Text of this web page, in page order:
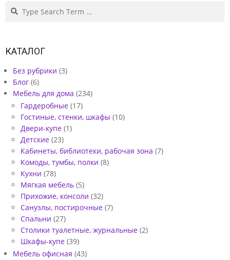
Search
КАТАЛОГ
Без рубрики (3)
Блог (6)
Мебель для дома (234)
Гардеробные (17)
Гостиные, стенки, шкафы (10)
Двери-купе (1)
Детские (23)
Кабинеты, библиотеки, рабочая зона (7)
Комоды, тумбы, полки (8)
Кухни (78)
Мягкая мебель (5)
Прихожие, консоли (32)
Санузлы, постирочные (7)
Спальни (27)
Столики туалетные, журнальные (2)
Шкафы-купе (39)
Мебель офисная (43)